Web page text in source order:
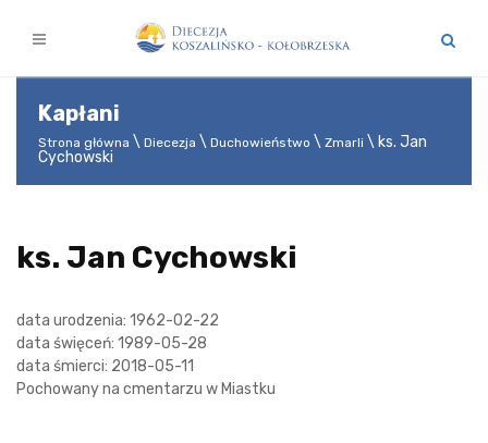
Kapłani
Strona główna Diecezja Duchowieństwo Zmarli
ks. Jan
Cychowski
ks. Jan Cychowski
data urodzenia: 1962-02-22
data święceń: 1989-05-28
data śmierci: 2018-05-11
Pochowany na cmentarzu w Miastku